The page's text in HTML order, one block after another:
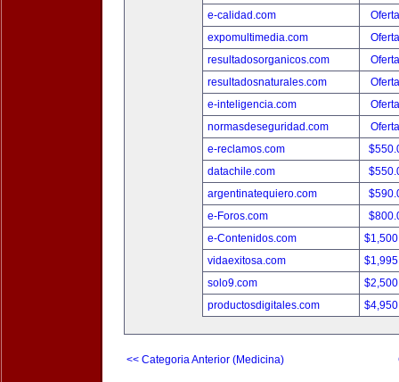
e-calidad.com
expomultimedia.com
resultadosorganicos.com
resultadosnaturales.com
e-inteligencia.com
normasdeseguridad.com
e-reclamos.com
datachile.com
argentinatequiero.com
e-Foros.com
e-Contenidos.com
vidaexitosa.com
solo9.com
productosdigitales.com
<< Categoria Anterior (Medicina)